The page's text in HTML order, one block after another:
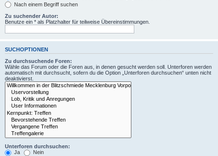
Nach einem Begriff suchen
Zu suchender Autor:
Benutze ein * als Platzhalter für teilweise Übereinstimmungen.
SUCHOPTIONEN
Zu durchsuchende Foren:
Wähle das Forum oder die Foren aus, in denen gesucht werden soll. Unterforen werden
automatisch mit durchsucht, sofern du die Option „Unterforen durchsuchen“ unten nicht
deaktivierst.
Unterforen durchsuchen:
Ja
Nein